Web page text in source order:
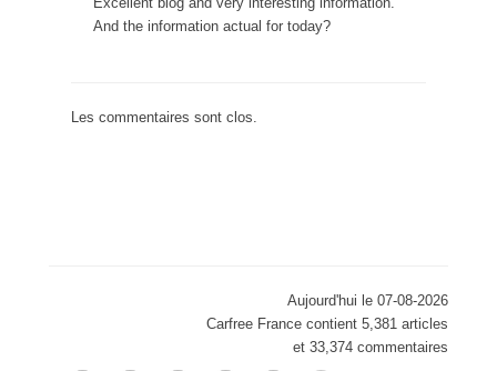
And the information actual for today?
Les commentaires sont clos.
Aujourd'hui le 07-08-2026
Carfree France contient 5,381 articles
et 33,374 commentaires